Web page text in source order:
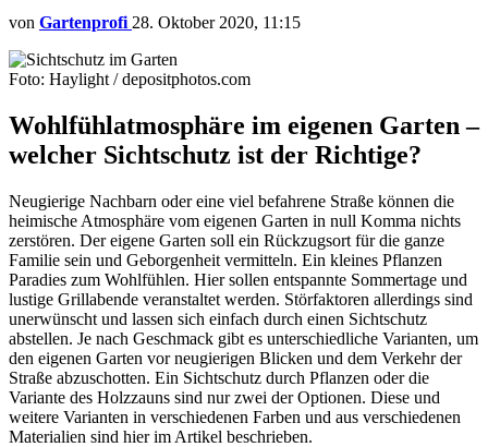
von Gartenprofi 28. Oktober 2020, 11:15
Foto: Haylight / depositphotos.com
Wohlfühlatmosphäre im eigenen Garten –
welcher Sichtschutz ist der Richtige?
Neugierige Nachbarn oder eine viel befahrene Straße können die
heimische Atmosphäre vom eigenen Garten in null Komma nichts
zerstören. Der eigene Garten soll ein Rückzugsort für die ganze
Familie sein und Geborgenheit vermitteln. Ein kleines Pflanzen
Paradies zum Wohlfühlen. Hier sollen entspannte Sommertage und
lustige Grillabende veranstaltet werden. Störfaktoren allerdings sind
unerwünscht und lassen sich einfach durch einen Sichtschutz
abstellen. Je nach Geschmack gibt es unterschiedliche Varianten, um
den eigenen Garten vor neugierigen Blicken und dem Verkehr der
Straße abzuschotten. Ein Sichtschutz durch Pflanzen oder die
Variante des Holzzauns sind nur zwei der Optionen. Diese und
weitere Varianten in verschiedenen Farben und aus verschiedenen
Materialien sind hier im Artikel beschrieben.